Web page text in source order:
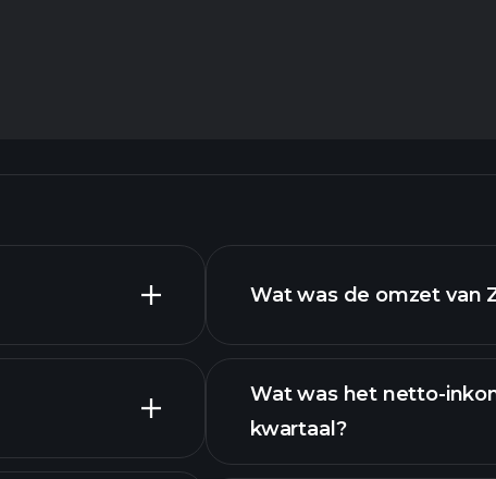
Wat was de omzet van
financiële rapporten
Wat was het netto-
kwartaal?